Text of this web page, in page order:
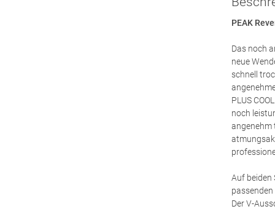
PEAK
Das noch
neue
schnell
PLUS
noch
angenehm
Auf beiden
Der V-